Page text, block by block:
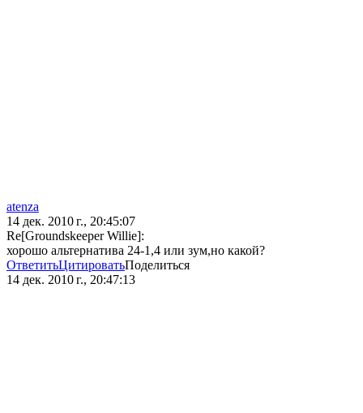
atenza
14 дек. 2010 г., 20:45:07
Re[Groundskeeper Willie]:
хорошо альтернатива 24-1,4 или зум,но какой?
ОтветитьЦитироватьПоделиться
14 дек. 2010 г., 20:47:13